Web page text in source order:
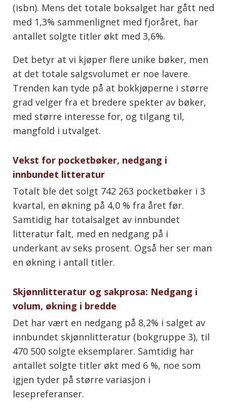
(isbn). Mens det totale boksalget har gått ned
med 1,3% sammenlignet med fjoråret, har
antallet solgte titler økt med 3,6%.
Det betyr at vi kjøper flere unike bøker, men
at det totale salgsvolumet er noe lavere.
Trenden kan tyde på at bokkjøperne i større
grad velger fra et bredere spekter av bøker,
med større interesse for, og tilgang til,
mangfold i utvalget.
Vekst for pocketbøker, nedgang i
innbundet litteratur
Totalt ble det solgt 742 263 pocketbøker i 3
kvartal, en økning på 4,0 % fra året før.
Samtidig har totalsalget av innbundet
litteratur falt, med en nedgang på i
underkant av seks prosent. Også her ser man
en økning i antall titler.
Skjønnlitteratur og sakprosa: Nedgang i
volum, økning i bredde
Det har vært en nedgang på 8,2% i salget av
innbundet skjønnlitteratur (bokgruppe 3), til
470 500 solgte eksemplarer. Samtidig har
antallet solgte titler økt med 6 %, noe som
igjen tyder på større variasjon i
lesepreferanser.